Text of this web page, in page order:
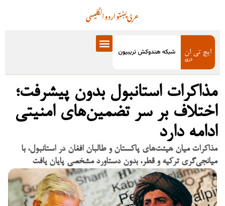
انگلیسیاردوپښتوعربی
مذاکرات استانبول بدون پیشرفت؛
اختلاف بر سر تضمین‌های امنیتی
ادامه دارد
مذاکرات میان هیئت‌های پاکستان و طالبان افغان در استانبول، با
میانجی‌گری ترکیه و قطر، بدون دستاورد مشخصی پایان یافت